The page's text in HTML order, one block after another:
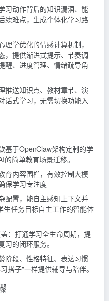
习动作背后的知识漏洞、能
续难点，生成个体化学习路
理学优化的情感计算机制，
，提供渐进式提示、节奏调
醒、进度管理、情绪疏导角
推送知识点、教材章节、演
话式学习，无需切换功能入
基于OpenClaw架构定制的学
简单教育场景迁移。
育内容围栏，有效控制大模
保学习专注度
配置，能自主感知上下文并
生任务目标自主工作的智能体
：打通学习全生命周期，提
的闭环服务。
阶段、性格特征、表达习惯
搭子"一样提供辅导与陪伴。